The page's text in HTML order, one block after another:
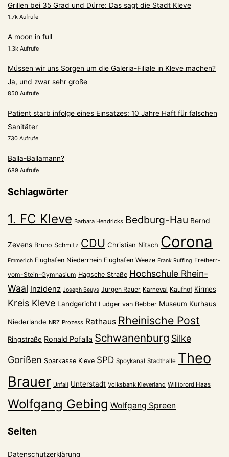
Grillen bei 35 Grad und Dürre: Das sagt die Stadt Kleve
1.7k Aufrufe
A moon in full
1.3k Aufrufe
Müssen wir uns Sorgen um die Galeria-Filiale in Kleve machen?
Ja, und zwar sehr große
850 Aufrufe
Patient starb infolge eines Einsatzes: 10 Jahre Haft für falschen
Sanitäter
730 Aufrufe
Balla-Ballamann?
689 Aufrufe
Schlagwörter
1. FC Kleve Barbara Hendricks Bedburg-Hau Bernd
Zevens Bruno Schmitz CDU Christian Nitsch Corona
Emmerich Flughafen Niederrhein Flughafen Weeze Frank Ruffing Freiherr-
vom-Stein-Gymnasium Hagsche Straße Hochschule Rhein-
Waal Inzidenz Joseph Beuys Jürgen Rauer Karneval Kaufhof Kirmes
Kreis Kleve Landgericht Ludger van Bebber Museum Kurhaus
Niederlande NRZ Prozess Rathaus Rheinische Post
Ringstraße Ronald Pofalla Schwanenburg Silke
Gorißen Sparkasse Kleve SPD Spoykanal Stadthalle Theo
Brauer Unfall Unterstadt Volksbank Kleverland Willibrord Haas
Wolfgang Gebing Wolfgang Spreen
Seiten
Datenschutzerklärung